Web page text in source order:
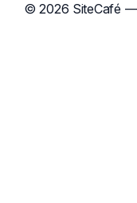
© 2026 SiteCafé